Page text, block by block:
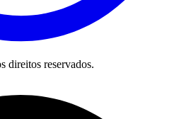
direitos reservados.